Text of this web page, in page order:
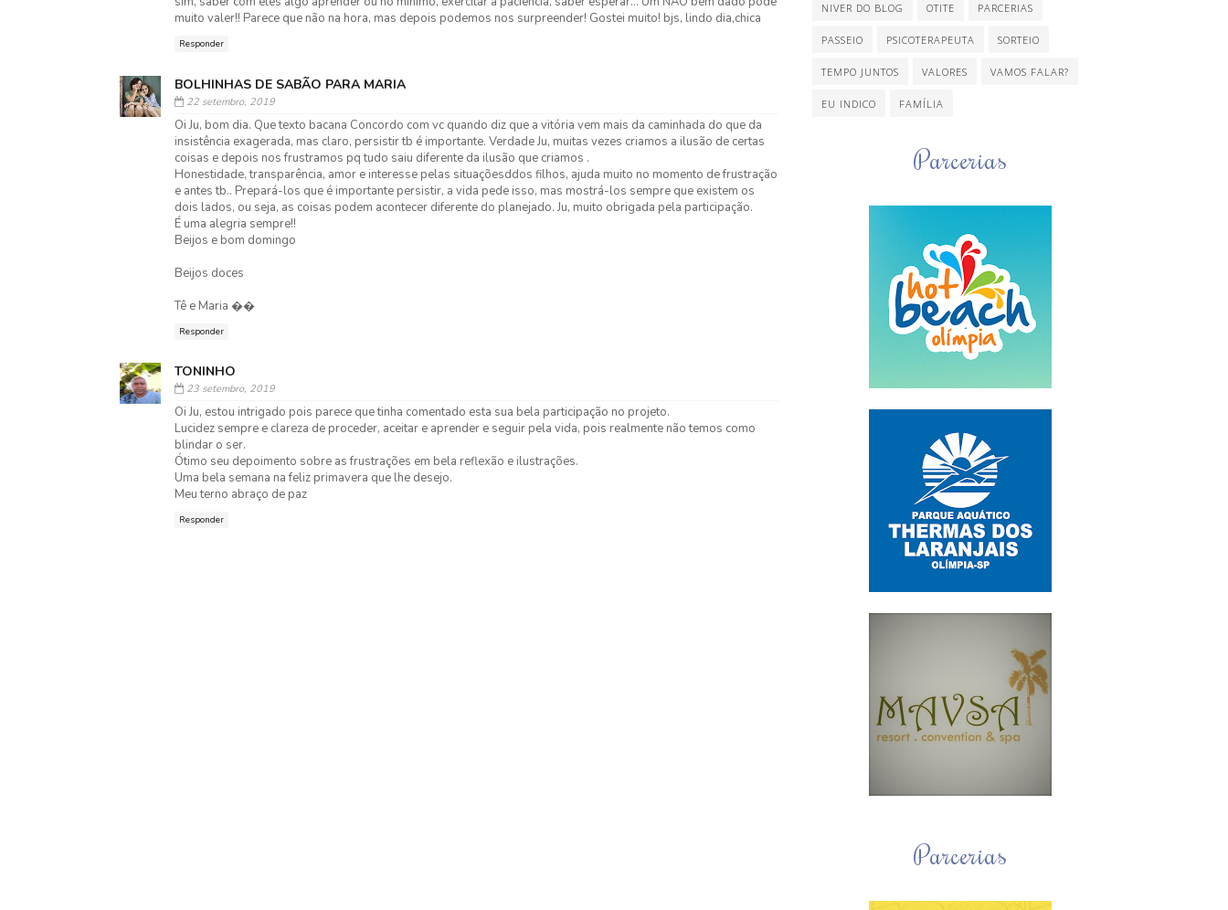
muito valer!! Parece que não na hora, mas depois podemos nos surpreender! Gostei muito! bjs, lindo dia,chica
Responder
BOLHINHAS DE SABÃO PARA MARIA
22 setembro, 2019
Oi Ju, bom dia. Que texto bacana Concordo com vc quando diz que a vitória vem mais da caminhada do que da
insistência exagerada, mas claro, persistir tb é importante. Verdade Ju, muitas vezes criamos a ilusão de certas
coisas e depois nos frustramos pq tudo saiu diferente da ilusão que criamos .
Honestidade, transparência, amor e interesse pelas situaçõesddos filhos, ajuda muito no momento de frustração
e antes tb.. Prepará-los que é importante persistir, a vida pede isso, mas mostrá-los sempre que existem os
dois lados, ou seja, as coisas podem acontecer diferente do planejado. Ju, muito obrigada pela participação.
É uma alegria sempre!!
Beijos e bom domingo
Beijos doces
Tê e Maria ��
Responder
TONINHO
23 setembro, 2019
Oi Ju, estou intrigado pois parece que tinha comentado esta sua bela participação no projeto.
Lucidez sempre e clareza de proceder, aceitar e aprender e seguir pela vida, pois realmente não temos como
blindar o ser.
Ótimo seu depoimento sobre as frustrações em bela reflexão e ilustrações.
Uma bela semana na feliz primavera que lhe desejo.
Meu terno abraço de paz
Responder
NIVER DO BLOG OTITE PARCERIAS
PASSEIO PSICOTERAPEUTA SORTEIO
TEMPO JUNTOS VALORES VAMOS FALAR?
EU INDICO FAMÍLIA
Parcerias
Parcerias